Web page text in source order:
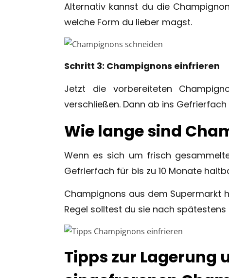
Alternativ kannst du die
welche Form du lieber magst.
Schritt 3: Champignons einfrieren
Jetzt die vorbereiteten
verschließen. Dann ab ins
Wie lange sind
Wenn es sich um frisch
Gefrierfach für bis zu 10 Monate
Champignons aus dem Supermarkt
Regel solltest du sie nach
Tipps zur Lagerung